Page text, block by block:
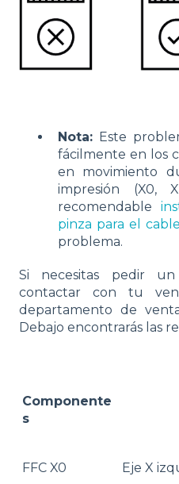
Nota: Este
fácilmente en los
en movimiento
impresión (X0,
recomendable
pinza para el
problema.
Si necesitas pedir
contactar con tu
departamento de
Debajo encontrarás las
Componente
s
FFC X0
Eje X